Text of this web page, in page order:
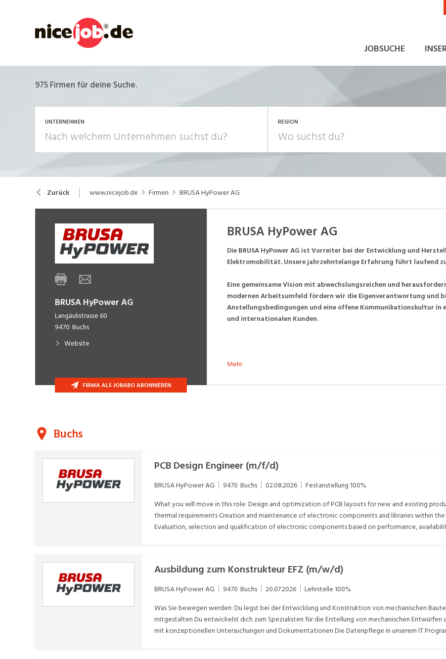
JOBSUCHE
975Firmen für deine Suche.
UNTERNEHMEN REGION
Zurück www.nicejob.de Firmen BRUSA HyPower AG
BRUSA HyPower AG
Langäulistrasse 60
9470 Buchs
Website
FIRMA ALS JOBABO ABONNIEREN
BRUSA HyPower AG
Die BRUSA HyPower AG ist Vorreiter bei der Entwicklung und
Elektromobilität. Unsere jahrzehntelange Erfahrung führt laufend
Eine gemeinsame Vision mit abwechslungsreichen und
modernen Arbeitsumfeld fördern wir die Eigenverantwortung und
Anstellungsbedingungen und eine offene Kommunikationskultur
und internationalen Kunden.
Mehr
Buchs
PCB Design Engineer (m/f/d)
BRUSA HyPower AG 9470 Buchs 02.08.2026 Festanstellung 100%
What you will move in this role: Design and optimization of PCB layouts for new and existing
thermal requirements Creation and maintenance of electronic components and libraries within
Evaluation, selection and qualification of electronic components based on performance,
technical issues and continuously improve manufacturability and production efficiency Driving the
guidelines, processes and best practices across the organization
Ausbildung zum Konstrukteur EFZ (m/w/d)
BRUSA HyPower AG 9470 Buchs 20.07.2026 Lehrstelle 100%
Was Sie bewegen werden: Du legst bei der Entwicklung und Konstruktion von mechanischen
mitgestalten Du entwickelst dich zum Spezialisten für die Erstellung von mechanischen
mit konzeptionellen Untersuchungen und Dokumentationen Die Datenpflege in unserem IT